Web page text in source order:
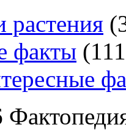
(
факты (111